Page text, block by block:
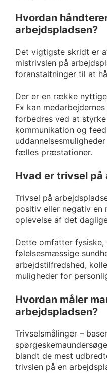
Hvordan
arbejdspladsen?
Det vigtigste skridt er
mistrivslen på
foranstaltninger til at
Der er en række
Fx kan
forbedres ved at
kommunikation og
fælles præstationer.
Hvad er trivsel på
Trivsel på
positiv eller negativ en
oplevelse af det
Dette omfatter fysiske,
følelsesmæssige
arbejdstilfredshed,
muligheder for
Hvordan måler
arbejdspladsen?
Trivselsmålinger –
blandt de mest
trivslen på en